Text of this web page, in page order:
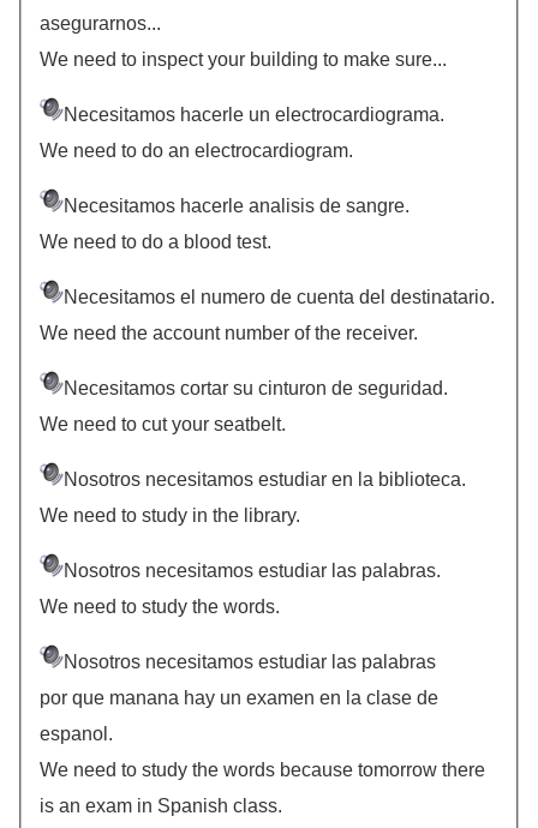
asegurarnos...
We need to inspect your building to make sure...
Necesitamos hacerle un electrocardiograma.
We need to do an electrocardiogram.
Necesitamos hacerle analisis de sangre.
We need to do a blood test.
Necesitamos el numero de cuenta del destinatario.
We need the account number of the receiver.
Necesitamos cortar su cinturon de seguridad.
We need to cut your seatbelt.
Nosotros necesitamos estudiar en la biblioteca.
We need to study in the library.
Nosotros necesitamos estudiar las palabras.
We need to study the words.
Nosotros necesitamos estudiar las palabras
por que manana hay un examen en la clase de
espanol.
We need to study the words because tomorrow there
is an exam in Spanish class.